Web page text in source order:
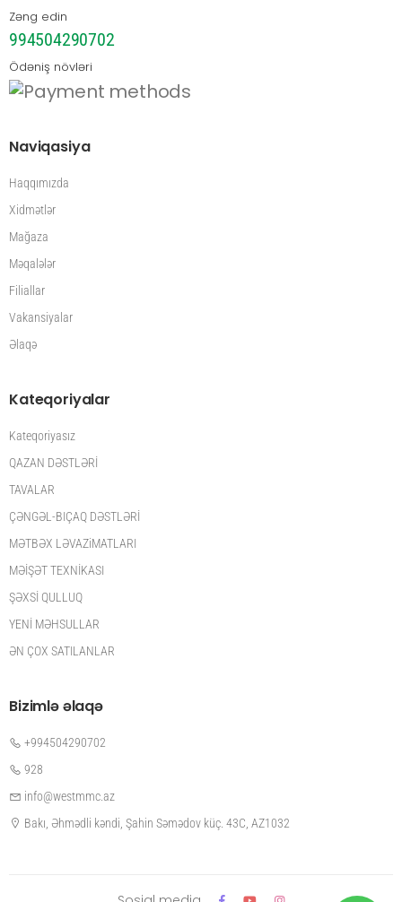
Zəng edin
994504290702
Ödəniş növləri
Naviqasiya
Haqqımızda
Xidmətlər
Mağaza
Məqalələr
Filiallar
Vakansiyalar
Əlaqə
Kateqoriyalar
Kateqoriyasız
QAZAN DƏSTLƏRİ
TAVALAR
ÇƏNGƏL-BIÇAQ DƏSTLƏRİ
MƏTBƏX LƏVAZiMATLARI
MƏİŞƏT TEXNİKASI
ŞƏXSİ QULLUQ
YENİ MƏHSULLAR
ƏN ÇOX SATILANLAR
Bizimlə əlaqə
+994504290702
928
info@westmmc.az
Bakı, Əhmədli kəndi, Şahin Səmədov küç. 43C, AZ1032